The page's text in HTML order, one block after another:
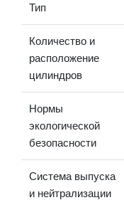
Тип
Количество и
расположение
цилиндров
Нормы
экологической
безопасности
Система выпуска
и нейтрализации